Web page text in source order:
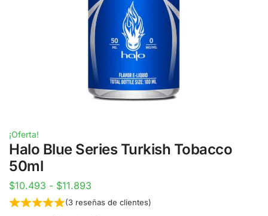
¡Oferta!
Halo Blue Series Turkish Tobacco
50ml
$10.493 - $11.893
(3reseñas de clientes)